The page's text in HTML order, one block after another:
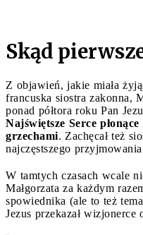
Skąd
Z objawień, jakie miała
francuska siostra zakonna,
ponad półtora roku Pan
Najświętsze Serce
grzechami. Zachęcał też
najczęstszego
W tamtych czasach wcale
Małgorzata za każdym
spowiednika (ale to też
Jezus przekazał wizjonerce